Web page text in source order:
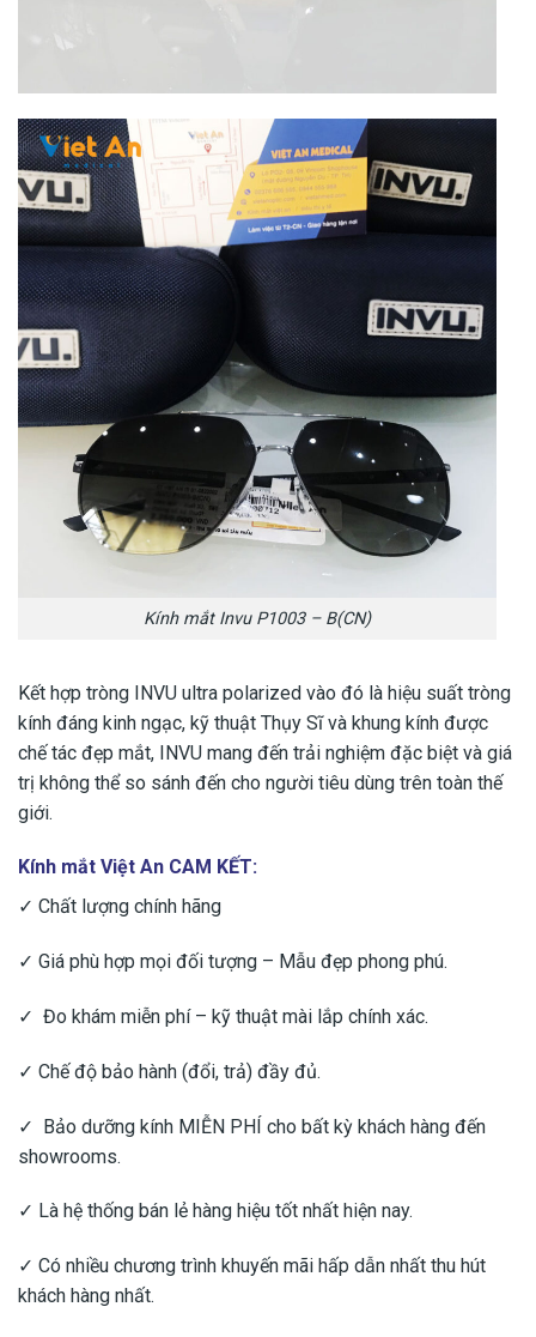
Kính mắt Invu P1003 – B(CN)
Kết hợp tròng INVU ultra polarized vào đó là hiệu suất tròng
kính đáng kinh ngạc, kỹ thuật Thụy Sĩ và khung kính được
chế tác đẹp mắt, INVU mang đến trải nghiệm đặc biệt và giá
trị không thể so sánh đến cho người tiêu dùng trên toàn thế
giới.
Kính mắt Việt An CAM KẾT:
✓ Chất lượng chính hãng
✓ Giá phù hợp mọi đối tượng – Mẫu đẹp phong phú.
✓ Đo khám miễn phí – kỹ thuật mài lắp chính xác.
✓ Chế độ bảo hành (đổi, trả) đầy đủ.
✓ Bảo dưỡng kính MIỄN PHÍ cho bất kỳ khách hàng đến
showrooms.
✓ Là hệ thống bán lẻ hàng hiệu tốt nhất hiện nay.
✓ Có nhiều chương trình khuyến mãi hấp dẫn nhất thu hút
khách hàng nhất.